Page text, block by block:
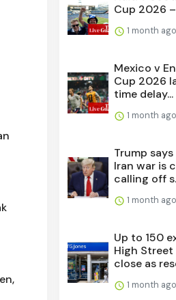
Cup 2026
1 month
Mexico v
Cup 2026
time delay...
1 month
Trump
Iran war is
calling off
1 month
Up to 150
High
close as
1 month